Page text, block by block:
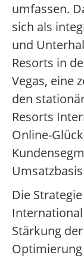
umfassen.
sich als
und
Resorts in
Vegas, eine
den
Resorts
Online-
Die
Stärkung